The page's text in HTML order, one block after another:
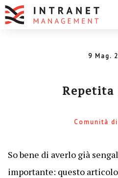
9 Mag.
Comunità
So bene di averlo già
importante: questo